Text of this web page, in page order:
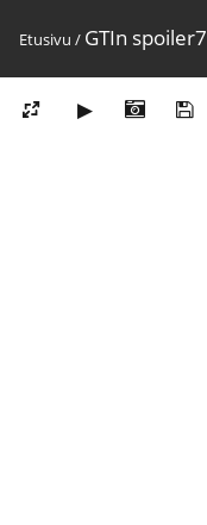
Etusivu / GTIn spoiler7